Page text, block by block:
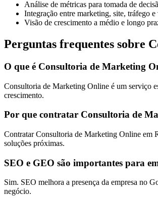
Análise de métricas para tomada de
Integração entre marketing, site, tráfego e
Visão de crescimento a médio e longo
Perguntas frequentes sobre
O que é Consultoria de Marketing
Consultoria de Marketing Online é um serviço
crescimento.
Por que contratar Consultoria de
Contratar Consultoria de Marketing Online em
soluções próximas.
SEO e GEO são importantes para
Sim. SEO melhora a presença da empresa no
negócio.